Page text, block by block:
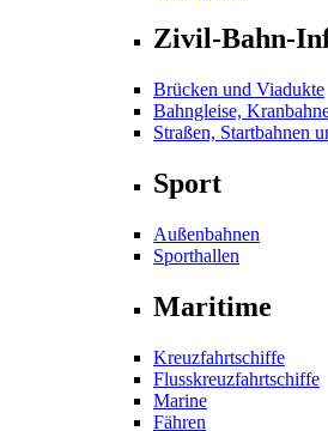
Zivil-Bahn-
Brücken und Viadukte
Bahngleise,
Straßen, Startbahnen
Sport
Außenbahnen
Sporthallen
Maritime
Kreuzfahrtschiffe
Flusskreuzfahrtschiffe
Marine
Fähren